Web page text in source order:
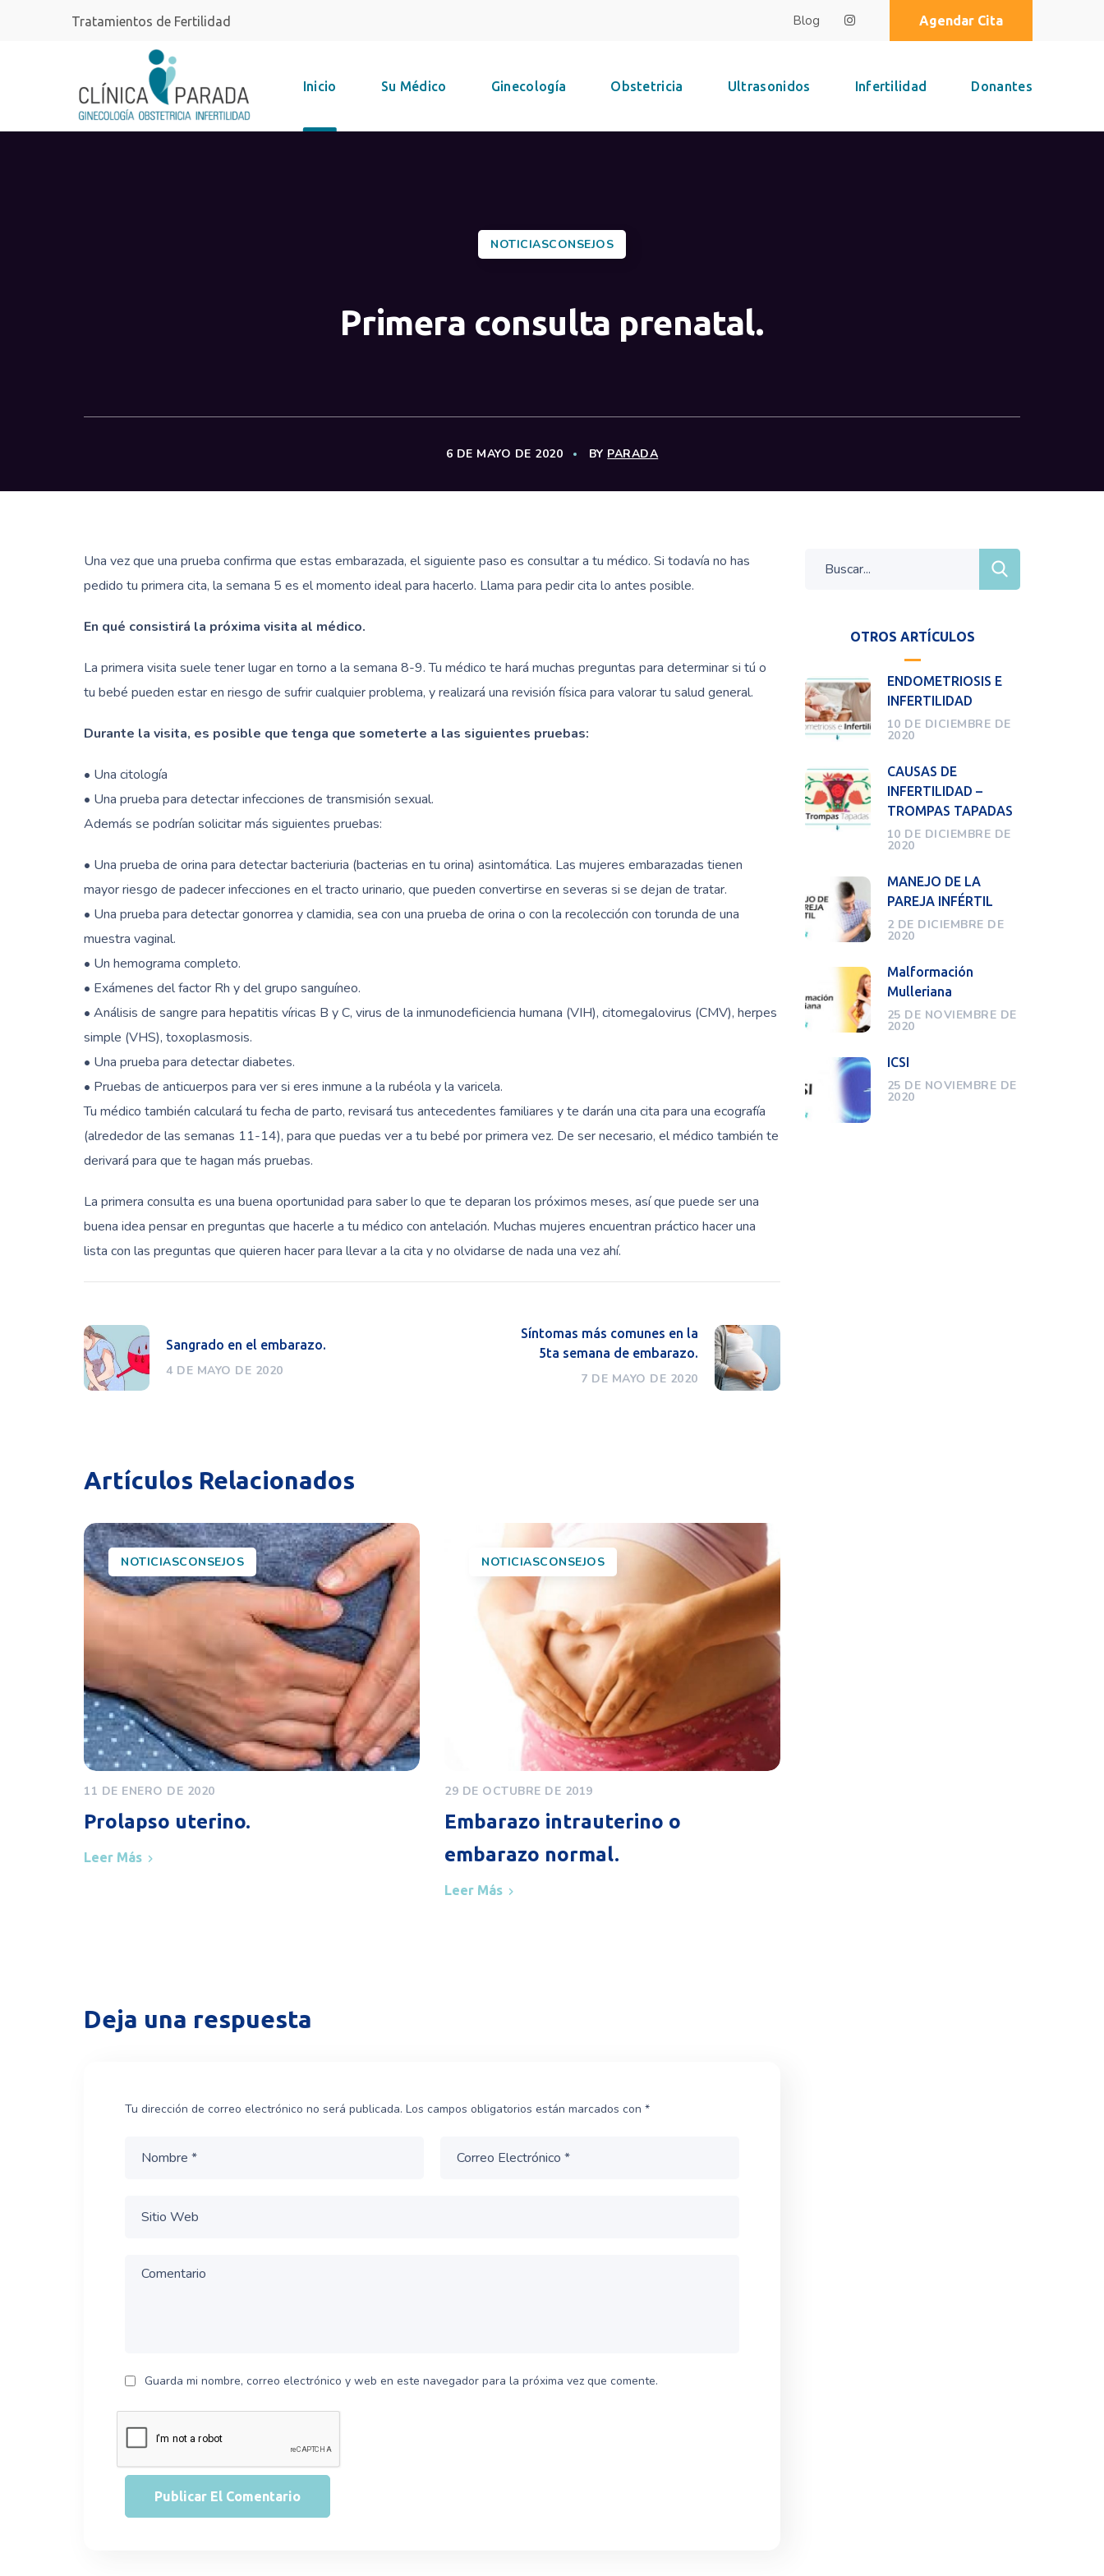
Tratamientos de Fertilidad Blog Agendar Cita
Inicio Su Médico Ginecología Obstetricia Ultrasonidos Infertilidad Donantes
NOTICIASCONSEJOS
Primera consulta prenatal.
6 DE MAYO DE 2020 BY PARADA
Una vez que una prueba confirma que estas embarazada, el siguiente paso es consultar a tu médico. Si todavía no has
pedido tu primera cita, la semana 5 es el momento ideal para hacerlo. Llama para pedir cita lo antes posible.
En qué consistirá la próxima visita al médico.
La primera visita suele tener lugar en torno a la semana 8-9. Tu médico te hará muchas preguntas para determinar si tú o
tu bebé pueden estar en riesgo de sufrir cualquier problema, y realizará una revisión física para valorar tu salud general.
Durante la visita, es posible que tenga que someterte a las siguientes pruebas:
• Una citología
• Una prueba para detectar infecciones de transmisión sexual.
Además se podrían solicitar más siguientes pruebas:
• Una prueba de orina para detectar bacteriuria (bacterias en tu orina) asintomática. Las mujeres embarazadas tienen
mayor riesgo de padecer infecciones en el tracto urinario, que pueden convertirse en severas si se dejan de tratar.
• Una prueba para detectar gonorrea y clamidia, sea con una prueba de orina o con la recolección con torunda de una
muestra vaginal.
• Un hemograma completo.
• Exámenes del factor Rh y del grupo sanguíneo.
• Análisis de sangre para hepatitis víricas B y C, virus de la inmunodeficiencia humana (VIH), citomegalovirus (CMV), herpes
simple (VHS), toxoplasmosis.
• Una prueba para detectar diabetes.
• Pruebas de anticuerpos para ver si eres inmune a la rubéola y la varicela.
Tu médico también calculará tu fecha de parto, revisará tus antecedentes familiares y te darán una cita para una ecografía
(alrededor de las semanas 11-14), para que puedas ver a tu bebé por primera vez. De ser necesario, el médico también te
derivará para que te hagan más pruebas.
La primera consulta es una buena oportunidad para saber lo que te deparan los próximos meses, así que puede ser una
buena idea pensar en preguntas que hacerle a tu médico con antelación. Muchas mujeres encuentran práctico hacer una
lista con las preguntas que quieren hacer para llevar a la cita y no olvidarse de nada una vez ahí.
Sangrado en el embarazo.
4 DE MAYO DE 2020
Síntomas más comunes en la
5ta semana de embarazo.
7 DE MAYO DE 2020
Artículos Relacionados
NOTICIASCONSEJOS
11 DE ENERO DE 2020
Prolapso uterino.
Leer Más
NOTICIASCONSEJOS
29 DE OCTUBRE DE 2019
Embarazo intrauterino o
embarazo normal.
Leer Más
Deja una respuesta
Tu dirección de correo electrónico no será publicada. Los campos obligatorios están marcados con *
Guarda mi nombre, correo electrónico y web en este navegador para la próxima vez que comente.
OTROS ARTÍCULOS
ENDOMETRIOSIS E
INFERTILIDAD
10 DE DICIEMBRE DE
2020
CAUSAS DE
INFERTILIDAD –
TROMPAS TAPADAS
10 DE DICIEMBRE DE
2020
MANEJO DE LA
PAREJA INFÉRTIL
2 DE DICIEMBRE DE
2020
Malformación
Mulleriana
25 DE NOVIEMBRE DE
2020
ICSI
25 DE NOVIEMBRE DE
2020